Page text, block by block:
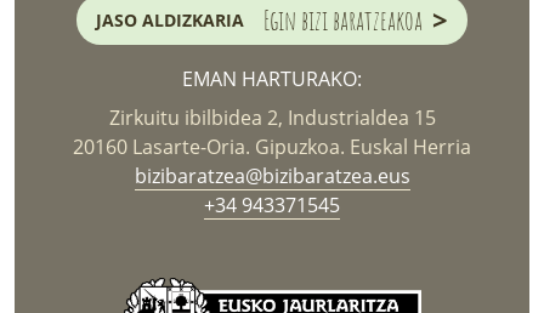
JASO ALDIZKARIA Egin bizi baratzeakoa >
EMAN HARTURAKO:
Zirkuitu ibilbidea 2, Industrialdea 15
20160 Lasarte-Oria. Gipuzkoa. Euskal Herria
bizibaratzea@bizibaratzea.eus
+34 943371545